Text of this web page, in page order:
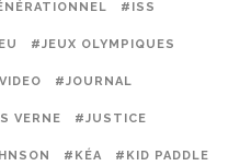
#ISS
#JEUX OLYMPIQUES
#JOURNAL
VERNE #JUSTICE
#KÉA #KID PADDLE